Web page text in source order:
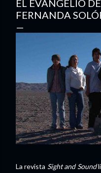
EL EVANGELIO
FERNANDA
La revista Sight and Sound